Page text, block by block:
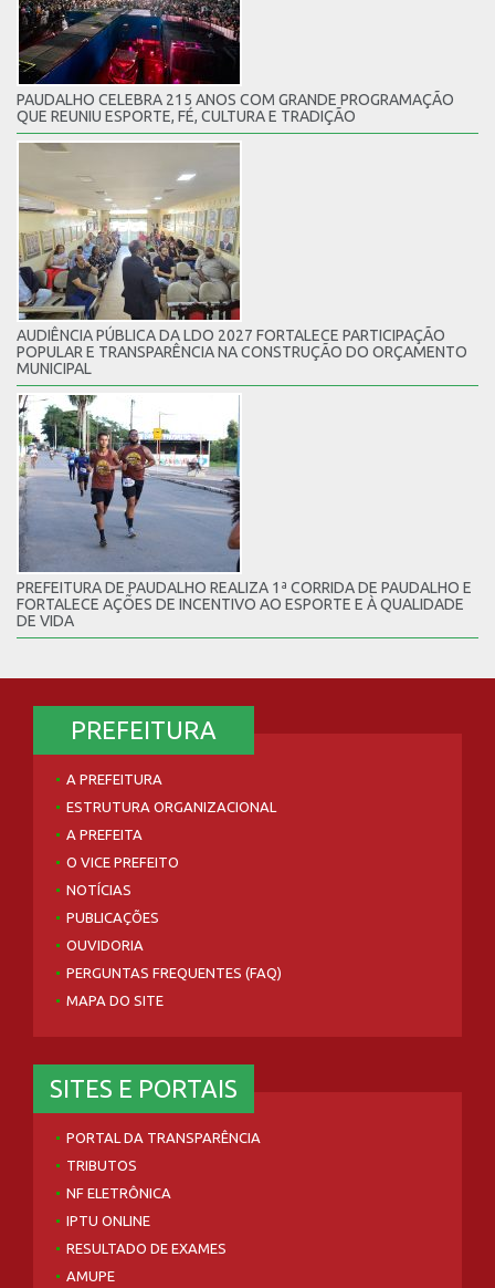
PAUDALHO CELEBRA 215 ANOS COM GRANDE PROGRAMAÇÃO
QUE REUNIU ESPORTE, FÉ, CULTURA E TRADIÇÃO
AUDIÊNCIA PÚBLICA DA LDO 2027 FORTALECE PARTICIPAÇÃO
POPULAR E TRANSPARÊNCIA NA CONSTRUÇÃO DO ORÇAMENTO
MUNICIPAL
PREFEITURA DE PAUDALHO REALIZA 1ª CORRIDA DE PAUDALHO E
FORTALECE AÇÕES DE INCENTIVO AO ESPORTE E À QUALIDADE
DE VIDA
PREFEITURA
A PREFEITURA
ESTRUTURA ORGANIZACIONAL
A PREFEITA
O VICE PREFEITO
NOTÍCIAS
PUBLICAÇÕES
OUVIDORIA
PERGUNTAS FREQUENTES (FAQ)
MAPA DO SITE
SITES E PORTAIS
PORTAL DA TRANSPARÊNCIA
TRIBUTOS
NF ELETRÔNICA
IPTU ONLINE
RESULTADO DE EXAMES
AMUPE